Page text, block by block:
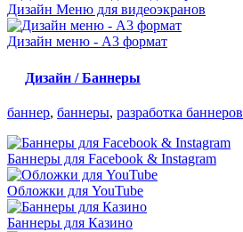
Дизайн Меню для видеоэкранов
Дизайн меню - А3 формат
Дизайн / Баннеры
баннер, баннеры, разработка баннеров
Баннеры для Facebook & Instagram
Обложки для YouTube
Баннеры для Казино